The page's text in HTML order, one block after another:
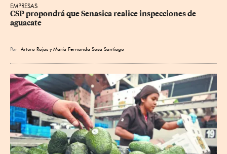
EMPRESAS
CSP propondrá que Senasica realice inspecciones de
aguacate
Por Arturo Rojas yMaría Fernanda Sosa Santiago